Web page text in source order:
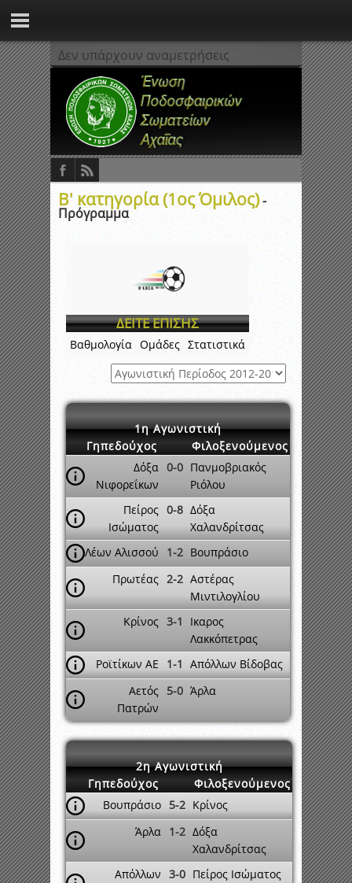
Δεν υπάρχουν αναμετρήσεις
Β' κατηγορία (1ος Όμιλος)-
Πρόγραμμα
ΔΕΙΤΕ ΕΠΙΣΗΣ
Βαθμολογία Ομάδες Στατιστικά
1η Αγωνιστική
Γηπεδούχος
Φιλοξενούμενος
Δόξα
Νιφορεΐκων
0-0 Πανμοβριακός
Ριόλου
Πείρος
Ισώματος
0-8 Δόξα
Χαλανδρίτσας
Λέων Αλισσού
1-2 Βουπράσιο
Πρωτέας 2-2 Αστέρας
Μιντιλογλίου
Κρίνος 3-1
Ικαρος
Λακκόπετρας
Ροϊτίκων ΑΕ
1-1 Απόλλων Βίδοβας
Αετός
Πατρών
5-0 Άρλα
2η Αγωνιστική
Γηπεδούχος
Φιλοξενούμενος
Βουπράσιο 5-2 Κρίνος
Άρλα 1-2 Δόξα
Χαλανδρίτσας
Απόλλων 3-0 Πείρος Ισώματος